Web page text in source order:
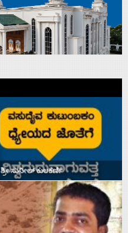
ಶ್ರೀ ಸುನೀಲ್‌ ಕುಲಕರ್ಣಿ